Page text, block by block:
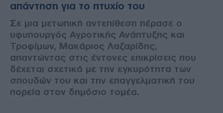
απάντηση για το πτυχίο του
Σε μια μετωπική αντεπίθεση πέρασε ο
υφυπουργός Αγροτικής Ανάπτυξης και
Τροφίμων, Μακάριος Λαζαρίδης,
απαντώντας στις έντονες επικρίσεις που
δέχεται σχετικά με την εγκυρότητα των
σπουδών του και την επαγγελματική του
πορεία στον δημόσιο τομέα.